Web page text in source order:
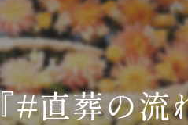
#直葬の流